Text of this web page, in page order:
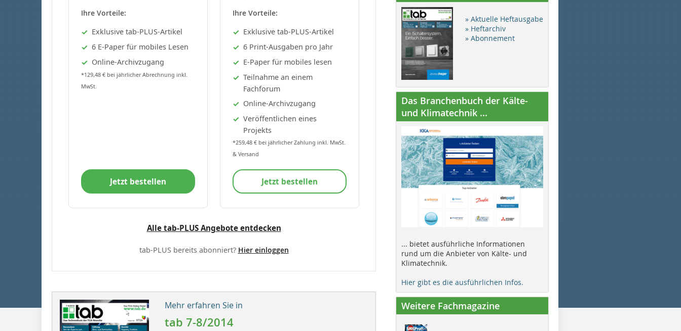
Ihre Vorteile:
Exklusive tab-PLUS-Artikel
6 E-Paper für mobiles Lesen
Online-Archivzugang
*129,48 € bei jährlicher Abrechnung inkl.
MwSt.
Jetzt bestellen
Ihre Vorteile:
Exklusive tab-PLUS-Artikel
6 Print-Ausgaben pro Jahr
E-Paper für mobiles lesen
Teilnahme an einem
Fachforum
Online-Archivzugang
Veröffentlichen eines
Projekts
*259,48 € bei jährlicher Zahlung inkl. MwSt.
& Versand
Jetzt bestellen
Alle tab-PLUS Angebote entdecken
tab-PLUS bereits abonniert? Hier einloggen
Mehr erfahren Sie in
tab 7-8/2014
» Aktuelle Heftausgabe
» Heftarchiv
» Abonnement
Das Branchenbuch der Kälte-
und Klimatechnik ...
... bietet ausführliche Informationen
rund um die Anbieter von Kälte- und
Klimatechnik.
Hier gibt es die ausführlichen Infos.
Weitere Fachmagazine